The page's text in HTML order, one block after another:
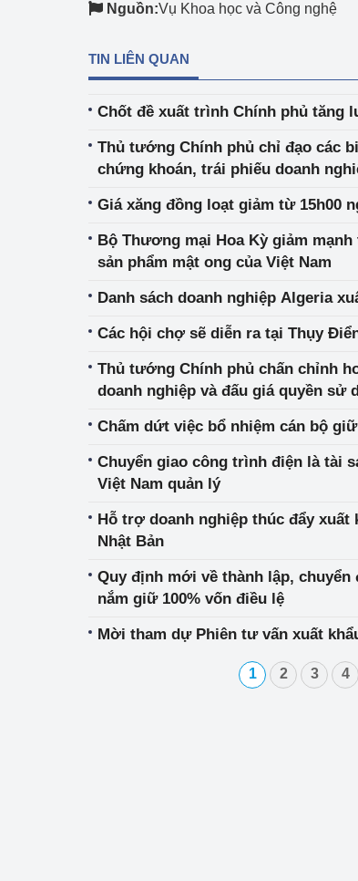
Quản lý thị
Sử dụng
hiệu quả
Khoa học,
tạo
Thông báo
Bảo vệ môi
Doanh
Xúc tiến
Thị trường
Đại hội XIV
Phát triển
Phát triển
Nguồn:Vụ Khoa học và Công nghệ
TIN LIÊN QUAN
Chốt đề xuất trình Chính phủ tăng
Thủ tướng Chính phủ chỉ đạo các
chứng khoán, trái phiếu doanh
Giá xăng đồng loạt giảm từ 15h00
Bộ Thương mại Hoa Kỳ giảm
sản phẩm mật ong của Việt Nam
Danh sách doanh nghiệp Algeria
Các hội chợ sẽ diễn ra tại Thụy
Thủ tướng Chính phủ chấn chỉnh
doanh nghiệp và đấu giá quyền sử
Chấm dứt việc bổ nhiệm cán bộ
Chuyển giao công trình điện là tài
Việt Nam quản lý
Hỗ trợ doanh nghiệp thúc đẩy xuất
Nhật Bản
Quy định mới về thành lập,
nắm giữ 100% vốn điều lệ
Mời tham dự Phiên tư vấn xuất
1 2 3 4